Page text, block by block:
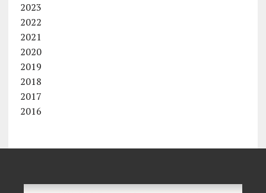
2023
2022
2021
2020
2019
2018
2017
2016